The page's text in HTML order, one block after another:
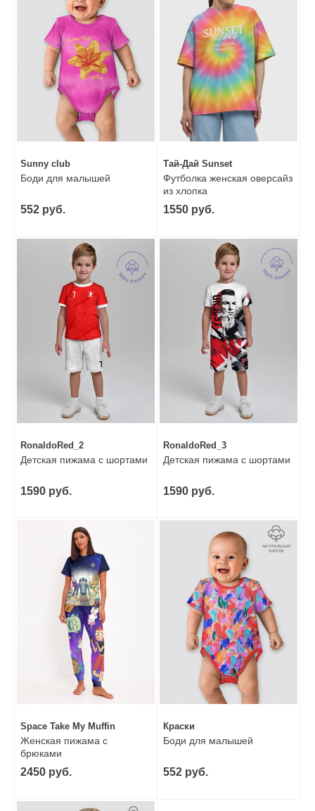
Sunny club
Боди для малышей
552 руб.
Тай-Дай Sunset
Футболка женская оверсайз
из хлопка
1550 руб.
RonaldoRed_2
Детская пижама с шортами
1590 руб.
RonaldoRed_3
Детская пижама с шортами
1590 руб.
Space Take My Muffin
Женская пижама с
брюками
2450 руб.
Краски
Боди для малышей
552 руб.